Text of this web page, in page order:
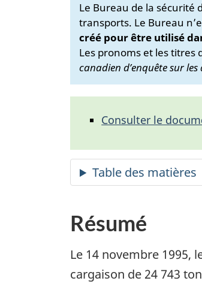
Le Bureau de la sécurité
transports. Le Bureau
créé pour être utilisé
Les pronoms et les titres
canadien d’enquête sur
Consulter le
Résumé
Le 14 novembre 1995,
cargaison de 24 743